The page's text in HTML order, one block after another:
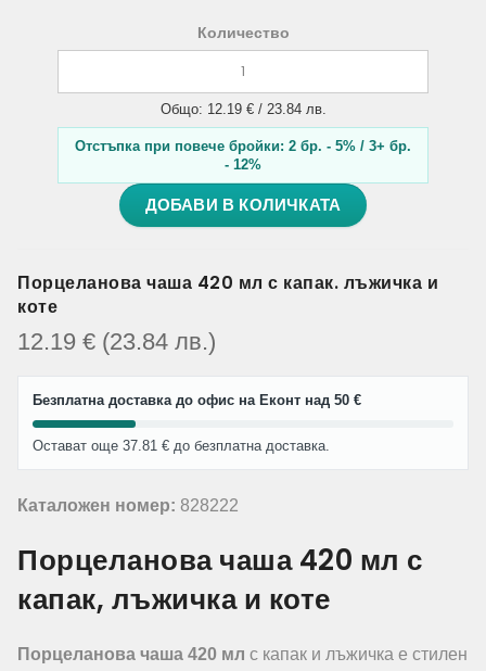
Количество
Общо: 12.19 € / 23.84 лв.
Отстъпка при повече бройки: 2 бр. - 5% / 3+ бр.
- 12%
ДОБАВИ В КОЛИЧКАТА
Порцеланова чаша 420 мл с капак. лъжичка и
коте
12.19 € (23.84 лв.)
Безплатна доставка до офис на Еконт над 50 €
Остават още 37.81 € до безплатна доставка.
Каталожен номер: 828222
Порцеланова чаша 420 мл с
капак, лъжичка и коте
Порцеланова чаша 420 мл с капак и лъжичка е стилен